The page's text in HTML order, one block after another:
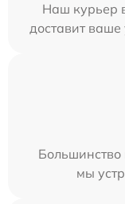
Наш курьер
доставит ваше
Большинство
мы